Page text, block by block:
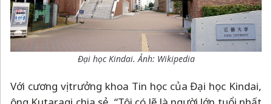
Đại học Kindai. Ảnh: Wikipedia
Với cương vị trưởng khoa Tin học của Đại học Kindai,